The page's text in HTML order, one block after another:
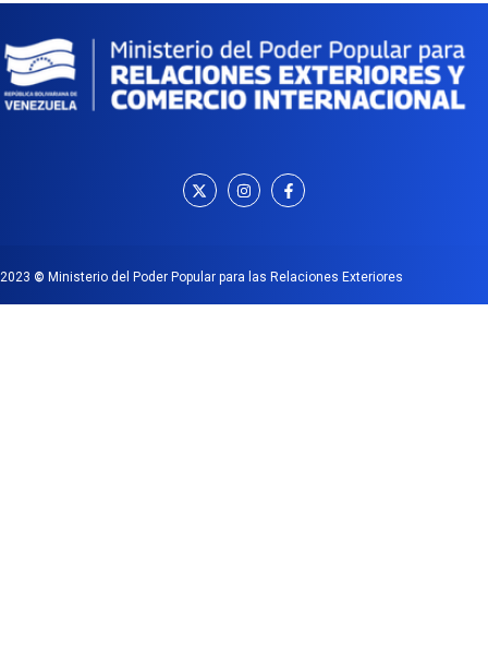
2023 © Ministerio del Poder Popular para las Relaciones Exteriores